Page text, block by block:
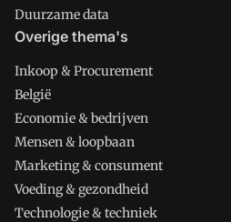
Duurzame data
Overige thema's
Inkoop & Procurement
België
Economie & bedrijven
Mensen & loopbaan
Marketing & consument
Voeding & gezondheid
Technologie & techniek